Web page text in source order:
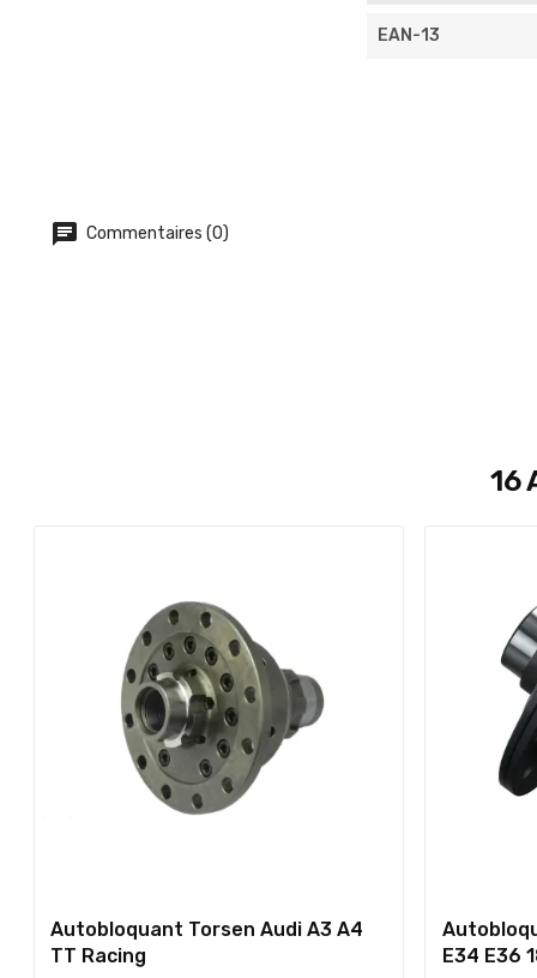
EAN-13
Commentaires (0)
16
Autobloquant Torsen Audi A3 A4
TT Racing
E34 E36